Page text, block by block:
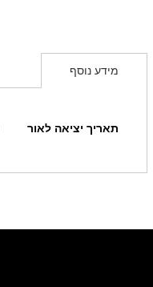
מידע נוסף
מידע
תאריך יציאה לאור